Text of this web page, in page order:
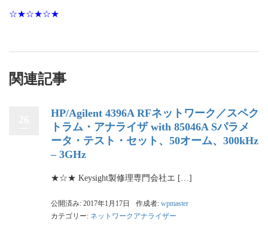
☆★☆★☆★
関連記事
HP/Agilent 4396A RFネットワーク／スペク
トラム・アナライザ with 85046A Sパラメ
ータ・テスト・セット、50オーム、300kHz
– 3GHz
★☆★ Keysight製修理専門会社エ […]
公開済み: 2017年1月17日 作成者: wpmaster
カテゴリー: ネットワークアナライザー